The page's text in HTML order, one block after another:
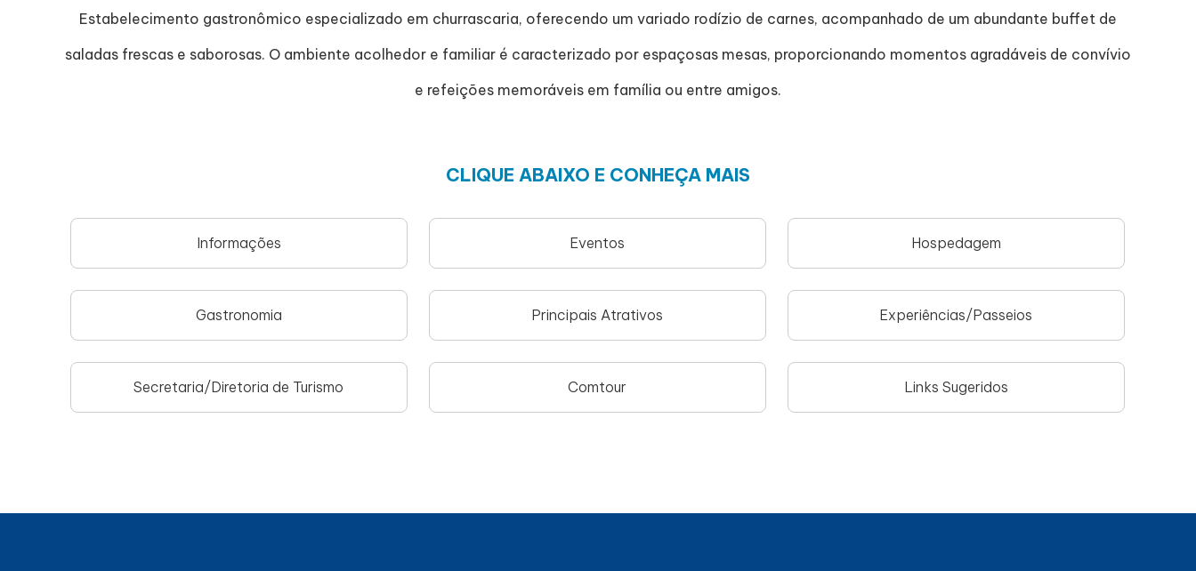
Estabelecimento gastronômico especializado em churrascaria, oferecendo um variado rodízio de carnes, acompanhado de um abundante buffet de
saladas frescas e saborosas. O ambiente acolhedor e familiar é caracterizado por espaçosas mesas, proporcionando momentos agradáveis de convívio
e refeições memoráveis em família ou entre amigos.
CLIQUE ABAIXO E CONHEÇA MAIS
Informações Eventos Hospedagem
Gastronomia Principais Atrativos Experiências/Passeios
Secretaria/Diretoria de Turismo Comtour Links Sugeridos